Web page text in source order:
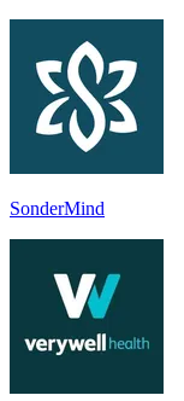
SonderMind